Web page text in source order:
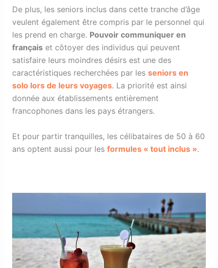
De plus, les seniors inclus dans cette tranche d’âge
veulent également être compris par le personnel qui
les prend en charge. Pouvoir communiquer en
françaiset côtoyer des individus qui peuvent
satisfaire leurs moindres désirs est une des
caractéristiques recherchées par les seniors en
solo lors de leurs voyages. La priorité est ainsi
donnée aux établissements entièrement
francophones dans les pays étrangers.
Et pour partir tranquilles, les célibataires de 50 à 60
ans optent aussi pour les formules « tout inclus ».